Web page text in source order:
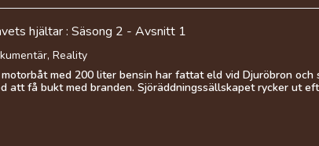
hjältar : Säsong 2 - Avsnitt 1
Reality
motorbåt med 200 liter bensin har fattat eld vid Djuröbron och
att få bukt med branden. Sjöräddningssällskapet rycker ut